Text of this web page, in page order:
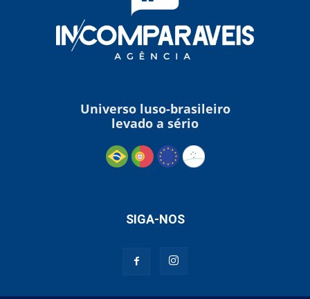
Universo luso-brasileiro
levado a sério
SIGA-NOS